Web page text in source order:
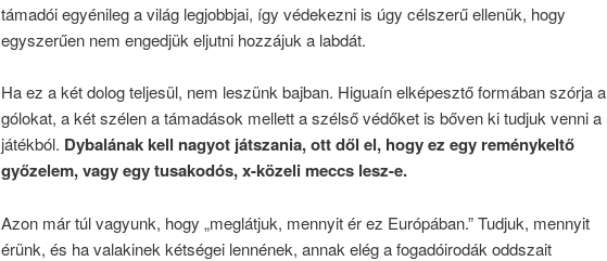
támadói egyénileg a világ legjobbjai, így védekezni is úgy célszerű ellenük, hogy
egyszerűen nem engedjük eljutni hozzájuk a labdát.
Ha ez a két dolog teljesül, nem leszünk bajban. Higuaín elképesztő formában szórja a
gólokat, a két szélen a támadások mellett a szélső védőket is bőven ki tudjuk venni a
játékból. Dybalának kell nagyot játszania, ott dől el, hogy ez egy reménykeltő
győzelem, vagy egy tusakodós, x-közeli meccs lesz-e.
Azon már túl vagyunk, hogy „meglátjuk, mennyit ér ez Európában.” Tudjuk, mennyit
érünk, és ha valakinek kétségei lennének, annak elég a fogadóirodák oddszait